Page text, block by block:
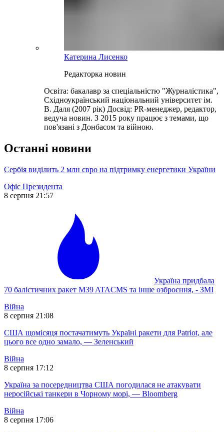
Катерина Лисенко
Редакторка новин
Освіта: бакалавр за спеціальністю "Журналістика",
Східноукраїнський національний університет ім.
В. Даля (2007 рік) Досвід: PR-менеджер, редактор,
ведуча новин. З 2015 року працює з темами, що
пов'язані з Донбасом та війною.
Останні новини
Сербія виділить 2 млн євро на підтримку енергетики України
Офіс Президента
8 серпня 21:57
Україна придбала
70 балістичних ракет M39 ATACMS та інше озброєння, - ЗМІ
Війна
8 серпня 21:08
США щомісяця постачатимуть Україні ракети для Patriot, але
цього все одно замало, — Зеленський
Війна
8 серпня 17:12
Україна за посередництва США погодилася не атакувати
неросійські танкери в Чорному морі, — Bloomberg
Війна
8 серпня 17:06